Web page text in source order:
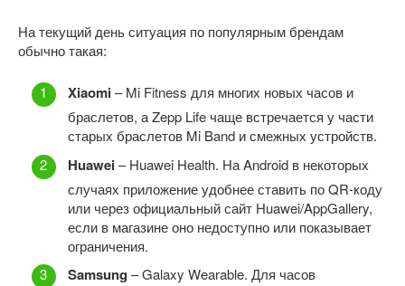
На текущий день ситуация по популярным брендам
обычно такая:
Xiaomi– Mi Fitness для многих новых часов и
браслетов, а Zepp Life чаще встречается у части
старых браслетов Mi Band и смежных устройств.
Huawei– Huawei Health. На Android в некоторых
случаях приложение удобнее ставить по QR-коду
или через официальный сайт Huawei/AppGallery,
если в магазине оно недоступно или показывает
ограничения.
Samsung – Galaxy Wearable. Для часов